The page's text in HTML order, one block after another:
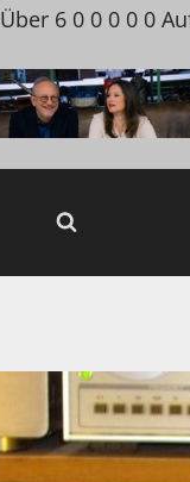
Über 6 0 0 0 0 0